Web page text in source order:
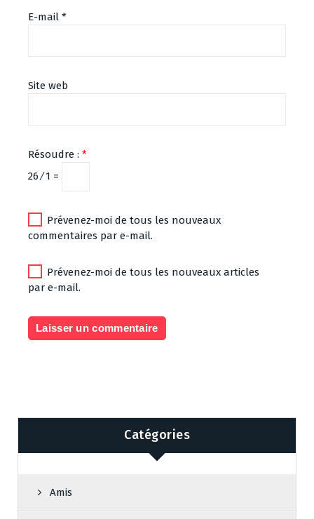
E-mail *
Site web
Résoudre : *
26 ⁄ 1 =
Prévenez-moi de tous les nouveaux
commentaires par e-mail.
Prévenez-moi de tous les nouveaux articles
par e-mail.
Catégories
Amis